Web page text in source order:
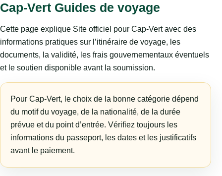
Cap-Vert Guides de voyage
Cette page explique Site officiel pour Cap-Vert avec des
informations pratiques sur l’itinéraire de voyage, les
documents, la validité, les frais gouvernementaux éventuels
et le soutien disponible avant la soumission.
Pour Cap-Vert, le choix de la bonne catégorie dépend
du motif du voyage, de la nationalité, de la durée
prévue et du point d’entrée. Vérifiez toujours les
informations du passeport, les dates et les justificatifs
avant le paiement.